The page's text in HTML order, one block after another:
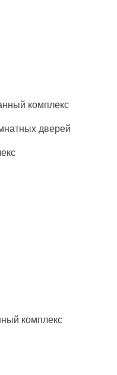
комплекс
дверей
комплекс